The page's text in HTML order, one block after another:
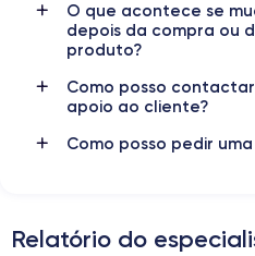
Rede móvel
O que acontece se
depois da compra ou
produto?
Como posso
apoio ao cliente?
Como posso pedir
Relatório do